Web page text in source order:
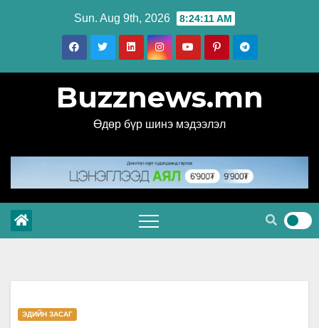
Sun. Aug 9th, 2026 8:24:12 AM
Buzznews.mn
Өдөр бүр шинэ мэдээлэл
ЭДИЙН ЗАСАГ